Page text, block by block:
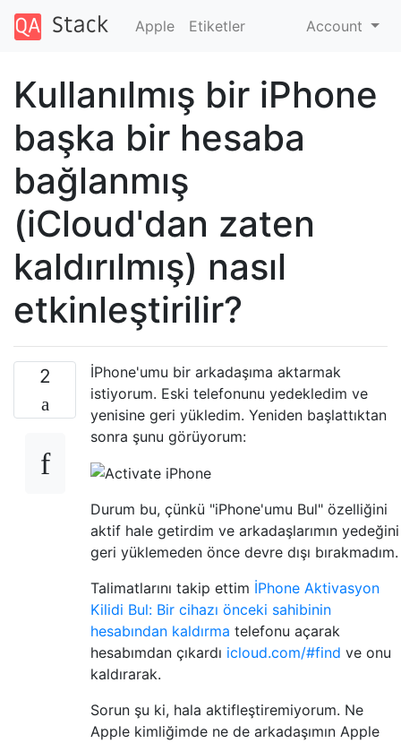
Apple Etiketler Account
Kullanılmış bir iPhone
başka bir hesaba
bağlanmış
(iCloud'dan zaten
kaldırılmış) nasıl
etkinleştirilir?
2
İPhone'umu bir arkadaşıma aktarmak
istiyorum. Eski telefonunu yedekledim ve
yenisine geri yükledim. Yeniden başlattıktan
sonra şunu görüyorum:
Durum bu, çünkü "iPhone'umu Bul" özelliğini
aktif hale getirdim ve arkadaşlarımın yedeğini
geri yüklemeden önce devre dışı bırakmadım.
Talimatlarını takip ettim İPhone Aktivasyon
Kilidi Bul: Bir cihazı önceki sahibinin
hesabından kaldırma telefonu açarak
hesabımdan çıkardı icloud.com/#find ve onu
kaldırarak.
Sorun şu ki, hala aktifleştiremiyorum. Ne
Apple kimliğimde ne de arkadaşımın Apple